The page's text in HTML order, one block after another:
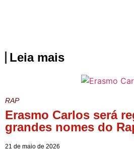
Leia mais
RAP
Erasmo Carlos será
grandes nomes do
21 de maio de 2026